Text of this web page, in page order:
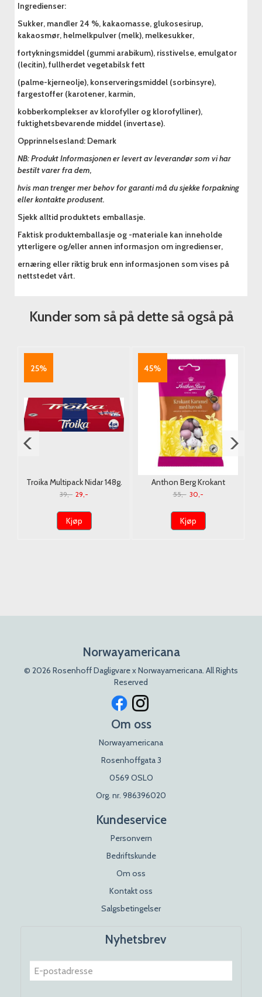
Ingredienser:
Sukker, mandler 24 %, kakaomasse, glukosesirup,
kakaosmør, helmelkpulver (melk), melkesukker,
fortykningsmiddel (gummi arabikum), risstivelse, emulgator
(lecitin), fullherdet vegetabilsk fett
(palme-kjerneolje), konserveringsmiddel (sorbinsyre),
fargestoffer (karotener, karmin,
kobberkomplekser av klorofyller og klorofylliner),
fuktighetsbevarende middel (invertase).
Opprinnelsesland: Demark
NB: Produkt Informasjonen er levert av leverandør som vi har
bestilt varer fra dem,
hvis man trenger mer behov for garanti må du sjekke forpakning
eller kontakte produsent.
Sjekk alltid produktets emballasje.
Faktisk produktemballasje og -materiale kan inneholde
ytterligere og/eller annen informasjon om ingredienser,
ernæring eller riktig bruk enn informasjonen som vises på
nettstedet vårt.
Kunder som så på dette så også på
25%
Troika Multipack Nidar 148g.
39,- 29,-
Kjøp
45%
Anthon Berg Krokant
Karamel med Havsalt 80g.
55,- 30,-
Kjøp
Norwayamericana
© 2026 Rosenhoff Dagligvare x Norwayamericana. All Rights
Reserved
Om oss
Norwayamericana
Rosenhoffgata 3
0569 OSLO
Org. nr. 986396020
Kundeservice
Personvern
Bedriftskunde
Om oss
Kontakt oss
Salgsbetingelser
Nyhetsbrev